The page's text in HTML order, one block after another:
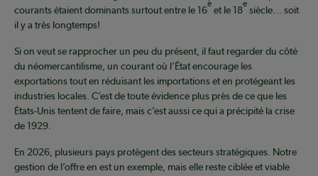
courants étaient dominants surtout entre le 16
e
et le 18
e
siècle… soit
il y a très longtemps!
Si on veut se rapprocher un peu du présent, il faut regarder du côté
du néomercantilisme, un courant où l’État encourage les
exportations tout en réduisant les importations et en protégeant les
industries locales. C’est de toute évidence plus près de ce que les
États-Unis tentent de faire, mais c’est aussi ce qui a précipité la crise
de 1929.
En 2026, plusieurs pays protègent des secteurs stratégiques. Notre
gestion de l’offre en est un exemple, mais elle reste ciblée et viable